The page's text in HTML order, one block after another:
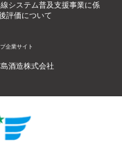
システム普及支援事業に係
評価について
企業サイト
酒造株式会社